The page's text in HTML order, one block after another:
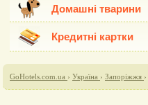
Домашні тварини
Кредитні картки
GoHotels.com.ua › Україна › Запоріжжя ›